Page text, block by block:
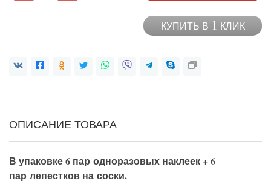
КУПИТЬ В 1 КЛИК
ОПИСАНИЕ ТОВАРА
В упаковке 6 пар одноразовых наклеек + 6
пар лепестков на соски.